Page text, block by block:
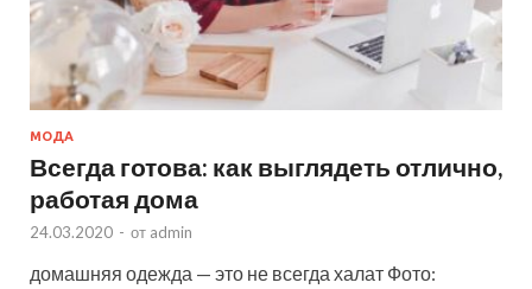
МОДА
Всегда готова: как выглядеть отлично,
работая дома
24.03.2020 - от admin
домашняя одежда — это не всегда халат Фото: